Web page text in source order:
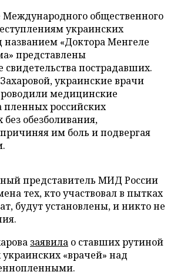
общественного
украинских
названием «Доктора Менгеле
представлены
пострадавших.
украинские врачи
медицинские
российских
обезболивания,
им боль и подвергая
представитель МИД России
тех, кто участвовал в пытках
будут установлены, и никто не
заявила о ставших рутиной
украинских «врачей» над